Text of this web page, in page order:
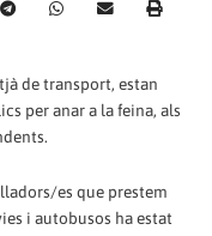
de transport, estan
per anar a la feina, als
es que prestem
i autobusos ha estat